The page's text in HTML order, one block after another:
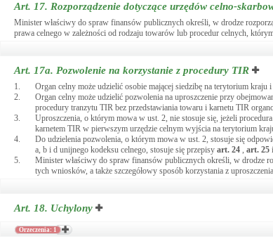
Art. 17. Rozporządzenie dotyczące urzędów celno-
Minister właściwy do spraw finansów publicznych określi, w drodze
prawa celnego w zależności od rodzaju towarów lub procedur celnych,
Art. 17a. Pozwolenie na korzystanie z procedury TIR
1.
Organ celny może udzielić osobie mającej siedzibę na terytorium
2.
Organ celny może udzielić pozwolenia na uproszczenie przy
procedury tranzytu TIR bez przedstawiania towaru i karnetu TIR
3.
Uproszczenia, o którym mowa w ust. 2, nie stosuje się, jeżeli
karnetem TIR w pierwszym urzędzie celnym wyjścia na terytorium
4.
Do udzielenia pozwolenia, o którym mowa w ust. 2, stosuje się
a, b i d unijnego kodeksu celnego, stosuje się przepisy art. 24 , art. 25 i
5.
Minister właściwy do spraw finansów publicznych określi, w drodze
tych wniosków, a także szczegółowy sposób korzystania z
Art. 18. Uchylony
Orzeczenia: 1